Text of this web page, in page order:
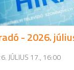
- 2026.
JÚLIUS 17., 16:00